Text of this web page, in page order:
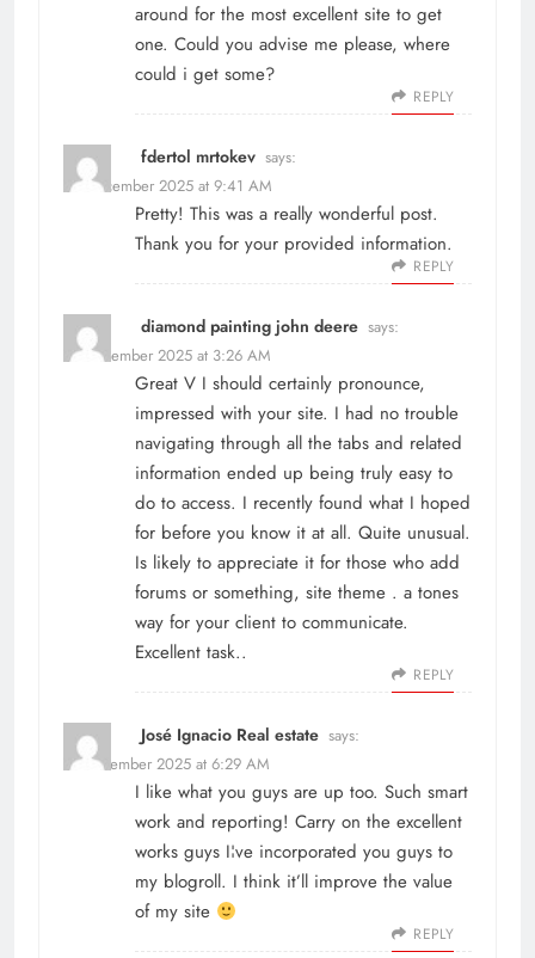
around for the most excellent site to get
one. Could you advise me please, where
could i get some?
REPLY
fdertol mrtokev says:
20 December 2025 at 9:41 AM
Pretty! This was a really wonderful post.
Thank you for your provided information.
REPLY
diamond painting john deere says:
29 December 2025 at 3:26 AM
Great V I should certainly pronounce,
impressed with your site. I had no trouble
navigating through all the tabs and related
information ended up being truly easy to
do to access. I recently found what I hoped
for before you know it at all. Quite unusual.
Is likely to appreciate it for those who add
forums or something, site theme . a tones
way for your client to communicate.
Excellent task..
REPLY
José Ignacio Real estate says:
31 December 2025 at 6:29 AM
I like what you guys are up too. Such smart
work and reporting! Carry on the excellent
works guys I¦ve incorporated you guys to
my blogroll. I think it’ll improve the value
of my site
REPLY